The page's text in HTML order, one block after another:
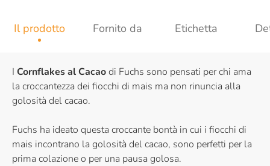
Il prodotto Fornito da Etichetta
I Cornflakes al Cacaodi Fuchs sono pensati per chi ama
la croccantezza dei fiocchi di mais ma non rinuncia alla
golosità del cacao.
Fuchs ha ideato questa croccante bontà in cui i fiocchi di
mais incontrano la golosità del cacao, sono perfetti per la
prima colazione o per una pausa golosa.